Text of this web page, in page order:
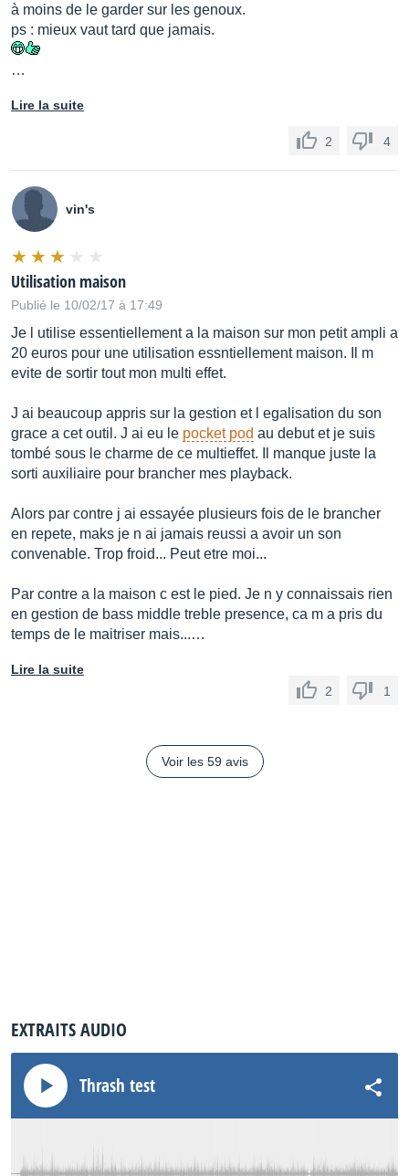
à moins de le garder sur les genoux.
ps : mieux vaut tard que jamais.
…
Lire la suite
2 4
vin's
Utilisation maison
Publié le 10/02/17 à 17:49
Je l utilise essentiellement a la maison sur mon petit ampli a
20 euros pour une utilisation essntiellement maison. Il m
evite de sortir tout mon multi effet.
J ai beaucoup appris sur la gestion et l egalisation du son
grace a cet outil. J ai eu le pocket pod au debut et je suis
tombé sous le charme de ce multieffet. Il manque juste la
sorti auxiliaire pour brancher mes playback.
Alors par contre j ai essayée plusieurs fois de le brancher
en repete, maks je n ai jamais reussi a avoir un son
convenable. Trop froid... Peut etre moi...
Par contre a la maison c est le pied. Je n y connaissais rien
en gestion de bass middle treble presence, ca m a pris du
temps de le maitriser mais...…
Lire la suite
2
1
Voir les 59 avis
EXTRAITS AUDIO
Thrash test